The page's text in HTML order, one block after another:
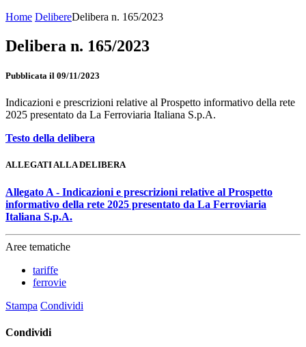
Home DelibereDelibera n. 165/2023
Delibera n. 165/2023
Pubblicata il 09/11/2023
Indicazioni e prescrizioni relative al Prospetto informativo della rete
2025 presentato da La Ferroviaria Italiana S.p.A.
Testo della delibera
ALLEGATI ALLA DELIBERA
Allegato A - Indicazioni e prescrizioni relative al Prospetto
informativo della rete 2025 presentato da La Ferroviaria
Italiana S.p.A.
Aree tematiche
tariffe
ferrovie
Stampa Condividi
Condividi